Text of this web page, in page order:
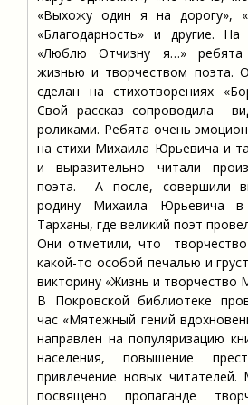
«Выхожу один я на дорогу»,
«Благодарность» и другие. На
«Люблю Отчизну я…» ребята
жизнью и творчеством поэта.
сделан на стихотворениях
Свой рассказ сопроводила
роликами. Ребята очень
на стихи Михаила Юрьевича и
и выразительно читали
поэта. А после, совершили
родину Михаила Юрьевича в
Тарханы, где великий поэт
Они отметили, что
какой-то особой печалью и
викторину «Жизнь и
В Покровской библиотеке
час «Мятежный гений
направлен на популяризацию
населения, повышение
привлечение новых
посвящено пропаганде